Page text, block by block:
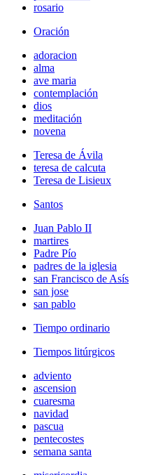
rosario
Oración
adoracion
alma
ave maria
contemplación
dios
meditación
novena
Teresa de Ávila
teresa de calcuta
Teresa de Lisieux
Santos
Juan Pablo II
martires
Padre Pío
padres de la iglesia
san Francisco de Asís
san jose
san pablo
Tiempo ordinario
Tiempos litúrgicos
adviento
ascension
cuaresma
navidad
pascua
pentecostes
semana santa